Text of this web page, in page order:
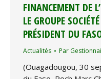
FINANCEMENT DE
LE GROUPE
PRÉSIDENT DU
Actualités Par
(Ouagadougou, 30